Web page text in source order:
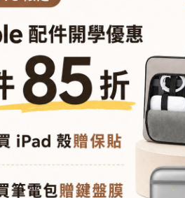
送貨及付款方式